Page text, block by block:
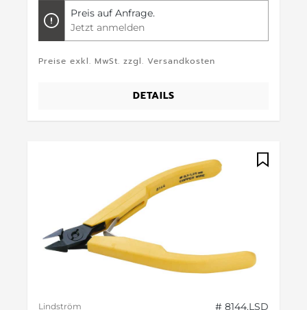
Preis auf Anfrage.
Jetzt anmelden
Preise exkl. MwSt. zzgl. Versandkosten
DETAILS
Lindström # 8144.LSD